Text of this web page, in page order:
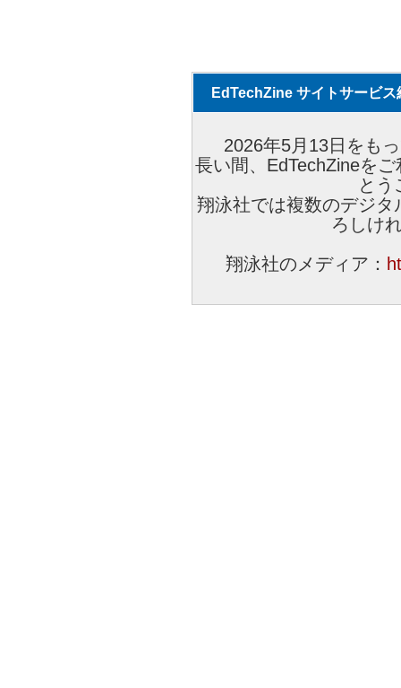
EdTechZine サイトサービス
2026年5月13日をも
長い間、EdTechZineを
とう
翔泳社では複数のデジ
ろしけ
翔泳社のメディア：